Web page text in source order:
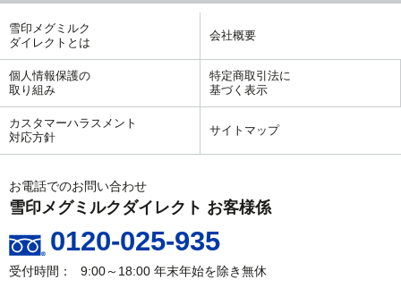
雪印メグミルク
ダイレクトとは
会社概要
個人情報保護の
取り組み
特定商取引法に
基づく表示
カスタマーハラスメント
対応方針
サイトマップ
お電話でのお問い合わせ
雪印メグミルクダイレクト お客様係
0120-025-935
9:00～18:00 年末年始を除き無休